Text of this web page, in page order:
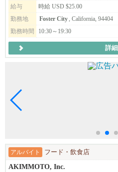
給与
時給 USD $25.00
勤務地
Foster City , California, 94404
勤務時間
10:30～19:30
詳細
アルバイト フード・飲食店
AKIMMOTO, Inc.